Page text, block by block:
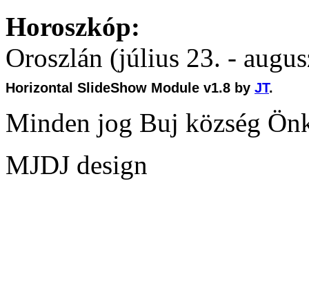
Horoszkóp:
Oroszlán (július 23. -
Horizontal SlideShow Module v1.8 by JT.
Minden jog Buj község
MJDJ design